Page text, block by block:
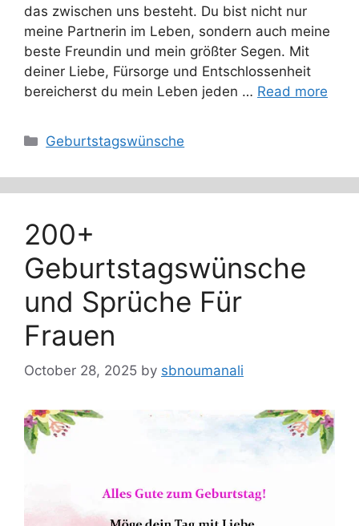
das zwischen uns besteht. Du bist nicht nur
meine Partnerin im Leben, sondern auch meine
beste Freundin und mein größter Segen. Mit
deiner Liebe, Fürsorge und Entschlossenheit
bereicherst du mein Leben jeden … Read more
Categories
Geburtstagswünsche
200+
Geburtstagswünsche
und Sprüche Für
Frauen
October 28, 2025 by sbnoumanali